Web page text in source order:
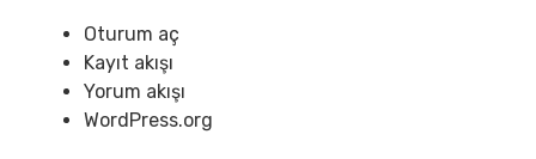
Oturum aç
Kayıt akışı
Yorum akışı
WordPress.org